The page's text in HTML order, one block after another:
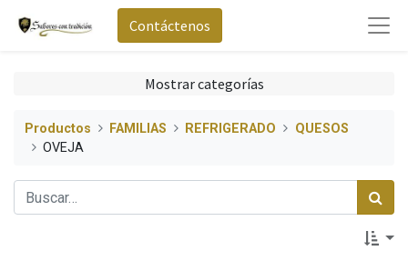
Contáctenos
Mostrar categorías
Productos FAMILIAS REFRIGERADO
QUESOS
OVEJA